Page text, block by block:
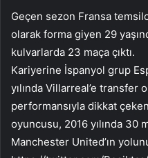
Geçen sezon Fransa
olarak forma giyen 29
kulvarlarda 23 maça çıktı.
Kariyerine İspanyol grup
yılında Villarreal’e transfer
performansıyla dikkat
oyuncusu, 2016 yılında 30
Manchester United’ın